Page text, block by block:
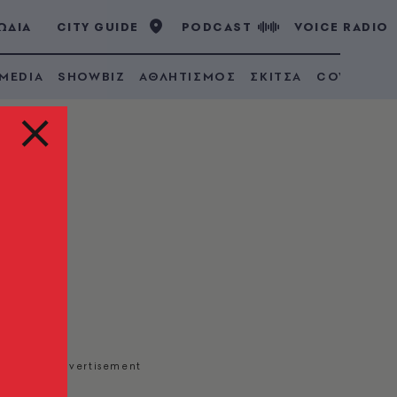
CITY GUIDE PODCAST VOICE RADIO
SHOWBIZ ΑΘΛΗΤΙΣΜΟΣ ΣΚΙΤΣΑ COVID 19